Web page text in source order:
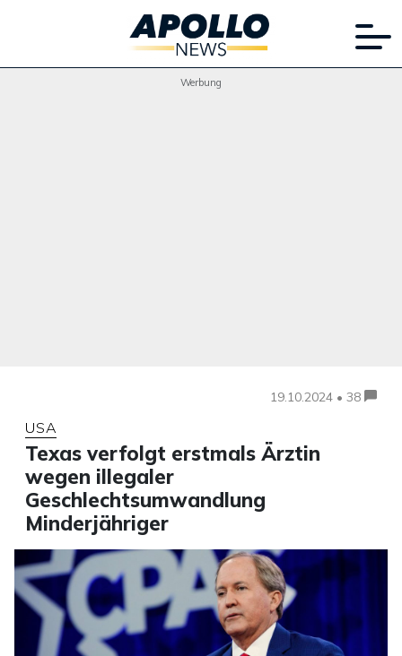
Werbung
19.10.2024 • 38
USA
Texas verfolgt erstmals Ärztin
wegen illegaler
Geschlechtsumwandlung
Minderjähriger